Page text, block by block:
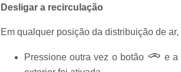
Desligar a recirculação
Em qualquer posição da distribuição de
Pressione outra vez o botão
e a